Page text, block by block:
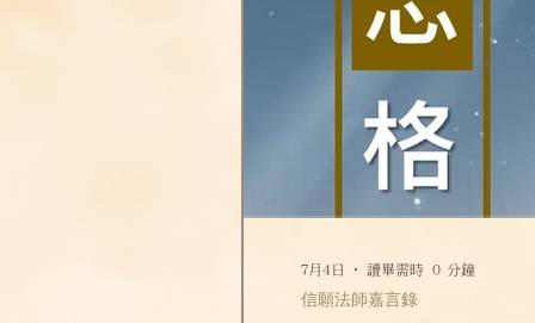
信願法師嘉言錄
7月4日 讀畢需時 0 分鐘